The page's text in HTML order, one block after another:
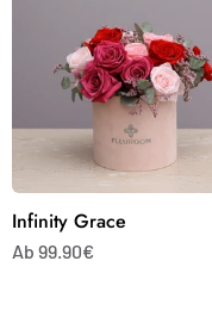
Infinity Grace
Ab 99.90€